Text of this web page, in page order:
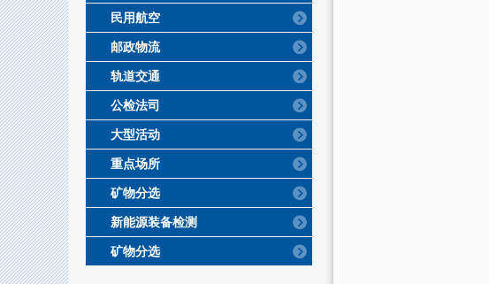
民用航空
邮政物流
轨道交通
公检法司
大型活动
重点场所
矿物分选
新能源装备检测
矿物分选